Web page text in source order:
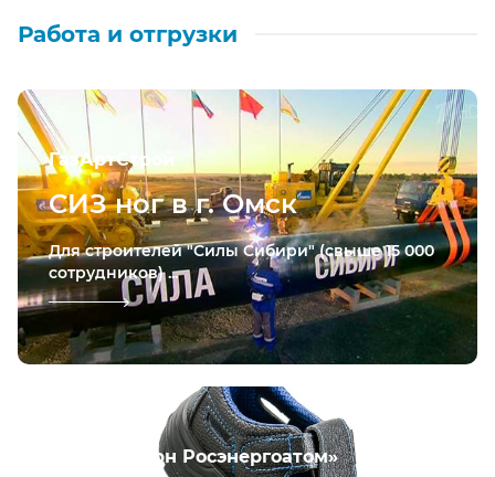
Работа и отгрузки
ГазАртСтрой
СИЗ ног в г. Омск
Для строителей "Силы Сибири" (свыше 15 000
сотрудников) ...
АО «Концерн Росэнергоатом»